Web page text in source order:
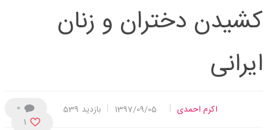
کشیدن دختران و زنان
ایرانی
اکرم احمدی 1397/09/05 بازدید 539
0
1